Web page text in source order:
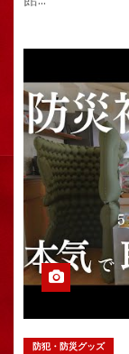
防犯・防災グッズ